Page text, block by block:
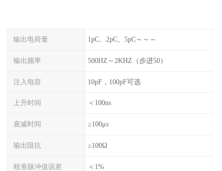
输出电荷量 1pC、2pC、5pC～～～
输出频率 500HZ～2KHZ（步进50）
注入电容 10pF，100pF可选
上升时间 ＜100ns
衰减时间 ≥100μs
输出阻抗 ≤100Ω
校准脉冲值误差 ＜1%